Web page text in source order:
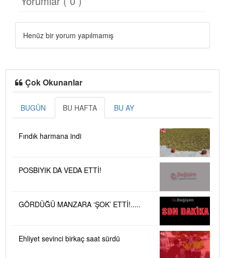
Henüz bir yorum yapılmamış
Çok Okunanlar
BUGÜN BU HAFTA BU AY
Fındık harmana indi
POSBIYIK DA VEDA ETTİ!
GÖRDÜĞÜ MANZARA ‘ŞOK’ ETTİ!.....
Ehliyet sevinci birkaç saat sürdü